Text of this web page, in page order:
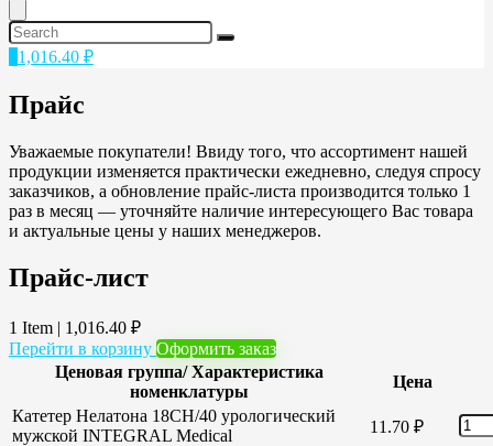
1,016.40 ₽
Прайс
Уважаемые покупатели! Ввиду того, что ассортимент нашей
продукции изменяется практически ежедневно, следуя спросу
заказчиков, а обновление прайс-листа производится только 1
раз в месяц — уточняйте наличие интересующего Вас товара
и актуальные цены у наших менеджеров.
Прайс-лист
1 Item | 1,016.40 ₽
Перейти в корзину Оформить заказ
Ценовая группа/ Характеристика
номенклатуры
Цена
Катетер Нелатона 18CH/40 урологический
мужской INTEGRAL Medical
11.70 ₽